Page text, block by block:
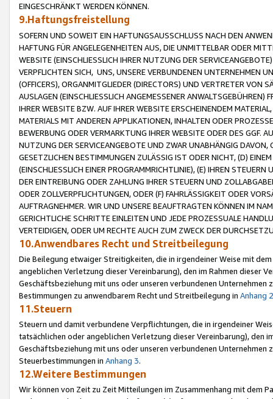
EINGESCHRÄNKT WERDEN KÖNNEN.
9.Haftungsfreistellung
SOFERN UND SOWEIT EIN HAFTUNGSAUSSCHLUSS NACH DEN
HAFTUNG FÜR ANGELEGENHEITEN AUS, DIE UNMITTELBAR ODER
WEBSITE (EINSCHLIESSLICH IHRER NUTZUNG DER
VERPFLICHTEN SICH, UNS, UNSERE VERBUNDENEN UNTERNEHMEN
(OFFICERS), ORGANMITGLIEDER (DIRECTORS) UND VERTRETER VON
AUSLAGEN (EINSCHLIESSLICH ANGEMESSENER
IHRER WEBSITE BZW. AUF IHRER WEBSITE ERSCHEINENDEM
MATERIALS MIT ANDEREN APPLIKATIONEN, INHALTEN ODER
BEWERBUNG ODER VERMARKTUNG IHRER WEBSITE ODER DES GGF.
NUTZUNG DER SERVICEANGEBOTE UND ZWAR UNABHÄNGIG
GESETZLICHEN BESTIMMUNGEN ZULÄSSIG IST ODER NICHT, (D)
(EINSCHLIESSLICH EINER PROGRAMMRICHTLINIE), (E) IHREN
DER EINTREIBUNG ODER ZAHLUNG IHRER STEUERN UND
ODER ZOLLVERPFLICHTUNGEN, ODER (F) FAHRLÄSSIGKEIT ODER
AUFTRAGNEHMER. WIR UND UNSERE BEAUFTRAGTEN KÖNNEN IM
GERICHTLICHE SCHRITTE EINLEITEN UND JEDE PROZESSUALE
VERTEIDIGEN, ODER UM RECHTE AUCH ZUM ZWECK DER
10.Anwendbares Recht und Streitbeilegung
Die Beilegung etwaiger Streitigkeiten, die in irgendeiner Weise mit
angeblichen Verletzung dieser Vereinbarung), den im Rahmen dieser
Geschäftsbeziehung mit uns oder unseren verbundenen
Bestimmungen zu anwendbarem Recht und Streitbeilegung in Anhang 2
11.Steuern
Steuern und damit verbundene Verpflichtungen, die in irgendeiner
tatsächlichen oder angeblichen Verletzung dieser Vereinbarung), den
Geschäftsbeziehung mit uns oder unseren verbundenen
Steuerbestimmungen in Anhang 3.
12.Weitere Bestimmungen
Wir können von Zeit zu Zeit Mitteilungen im Zusammenhang mit dem